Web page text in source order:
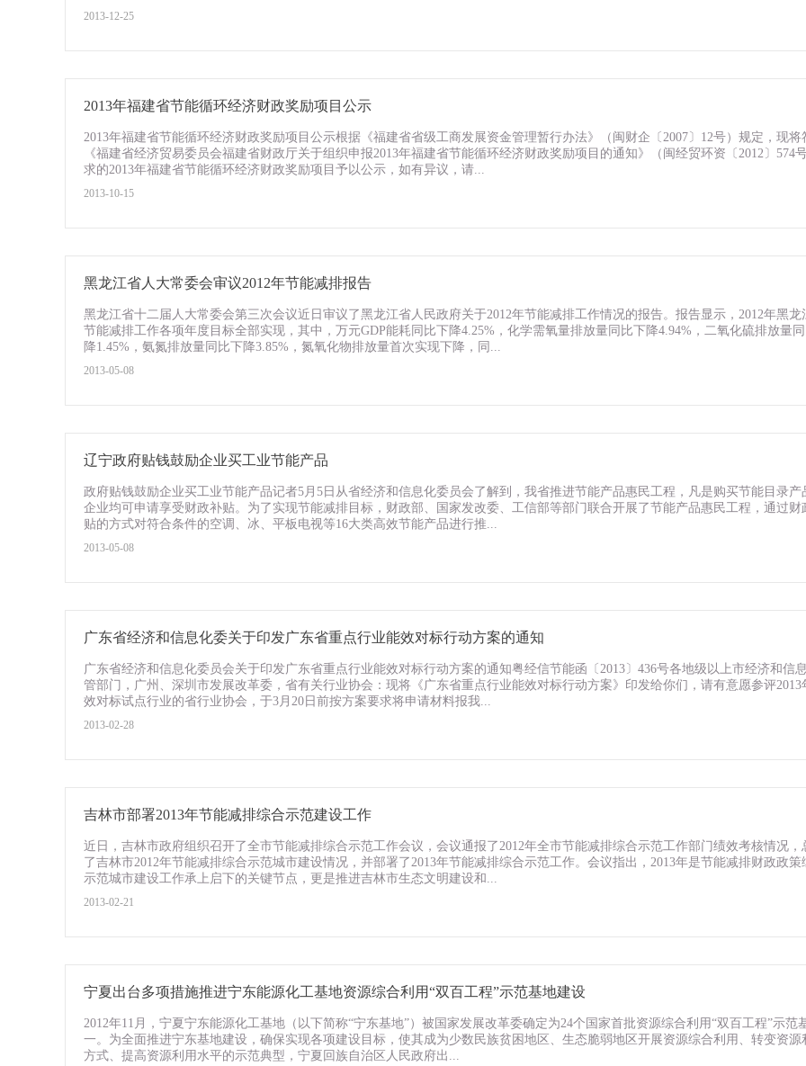
2013-12-25
2013年福建省节能循环经济财政奖励项目公示
2013年福建省节能循环经济财政奖励项目公示根据《福建省省级工商发展资金管理暂行办法》（闽财企〔2007〕12号）规定，现将
《福建省经济贸易委员会福建省财政厅关于组织申报2013年福建省节能循环经济财政奖励项目的通知》（闽经贸环资〔2012〕574
求的2013年福建省节能循环经济财政奖励项目予以公示，如有异议，请...
2013-10-15
黑龙江省人大常委会审议2012年节能减排报告
黑龙江省十二届人大常委会第三次会议近日审议了黑龙江省人民政府关于2012年节能减排工作情况的报告。报告显示，2012年黑龙
节能减排工作各项年度目标全部实现，其中，万元GDP能耗同比下降4.25%，化学需氧量排放量同比下降4.94%，二氧化硫排放量
降1.45%，氨氮排放量同比下降3.85%，氮氧化物排放量首次实现下降，同...
2013-05-08
辽宁政府贴钱鼓励企业买工业节能产品
政府贴钱鼓励企业买工业节能产品记者5月5日从省经济和信息化委员会了解到，我省推进节能产品惠民工程，凡是购买节能目录产
企业均可申请享受财政补贴。为了实现节能减排目标，财政部、国家发改委、工信部等部门联合开展了节能产品惠民工程，通过财
贴的方式对符合条件的空调、冰、平板电视等16大类高效节能产品进行推...
2013-05-08
广东省经济和信息化委关于印发广东省重点行业能效对标行动方案的通知
广东省经济和信息化委员会关于印发广东省重点行业能效对标行动方案的通知粤经信节能函〔2013〕436号各地级以上市经济和信
管部门，广州、深圳市发展改革委，省有关行业协会：现将《广东省重点行业能效对标行动方案》印发给你们，请有意愿参评2013
效对标试点行业的省行业协会，于3月20日前按方案要求将申请材料报我...
2013-02-28
吉林市部署2013年节能减排综合示范建设工作
近日，吉林市政府组织召开了全市节能减排综合示范工作会议，会议通报了2012年全市节能减排综合示范工作部门绩效考核情况，
了吉林市2012年节能减排综合示范城市建设情况，并部署了2013年节能减排综合示范工作。会议指出，2013年是节能减排财政政策
示范城市建设工作承上启下的关键节点，更是推进吉林市生态文明建设和...
2013-02-21
宁夏出台多项措施推进宁东能源化工基地资源综合利用“双百工程”示范基地建设
2012年11月，宁夏宁东能源化工基地（以下简称“宁东基地”）被国家发展改革委确定为24个国家首批资源综合利用“双百工程”示范
一。为全面推进宁东基地建设，确保实现各项建设目标，使其成为少数民族贫困地区、生态脆弱地区开展资源综合利用、转变资源
方式、提高资源利用水平的示范典型，宁夏回族自治区人民政府出...